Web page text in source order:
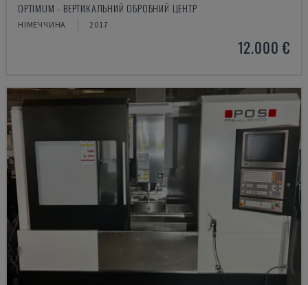
OPTIMUM - ВЕРТИКАЛЬНИЙ ОБРОБНИЙ ЦЕНТР
НІМЕЧЧИНА 2017
12.000 €